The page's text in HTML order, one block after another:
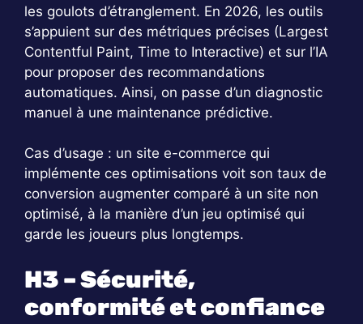
les goulots d’étranglement. En 2026, les outils
s’appuient sur des métriques précises (Largest
Contentful Paint, Time to Interactive) et sur l’IA
pour proposer des recommandations
automatiques. Ainsi, on passe d’un diagnostic
manuel à une maintenance prédictive.
Cas d’usage : un site e-commerce qui
implémente ces optimisations voit son taux de
conversion augmenter comparé à un site non
optimisé, à la manière d’un jeu optimisé qui
garde les joueurs plus longtemps.
H3 – Sécurité,
conformité et confiance